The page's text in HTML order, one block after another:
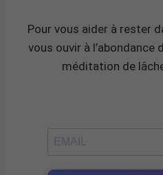
Pour vous aider à rester
vous ouvir à l’abondance
méditation de